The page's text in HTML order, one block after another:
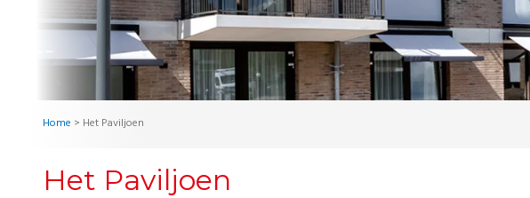
Home > Het Paviljoen
Het Paviljoen